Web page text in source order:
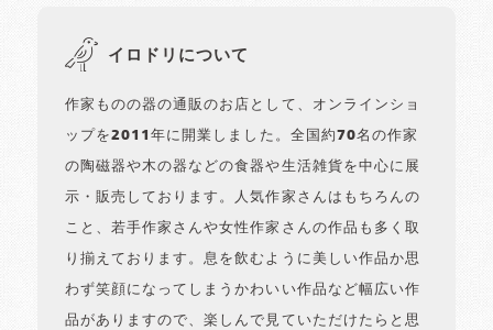
イロドリについて
作家ものの器の通販のお店として、オンラインショ
ップを2011年に開業しました。全国約70名の作家
の陶磁器や木の器などの食器や生活雑貨を中心に展
示・販売しております。人気作家さんはもちろんの
こと、若手作家さんや女性作家さんの作品も多く取
り揃えております。息を飲むように美しい作品か思
わず笑顔になってしまうかわいい作品など幅広い作
品がありますので、楽しんで見ていただけたらと思